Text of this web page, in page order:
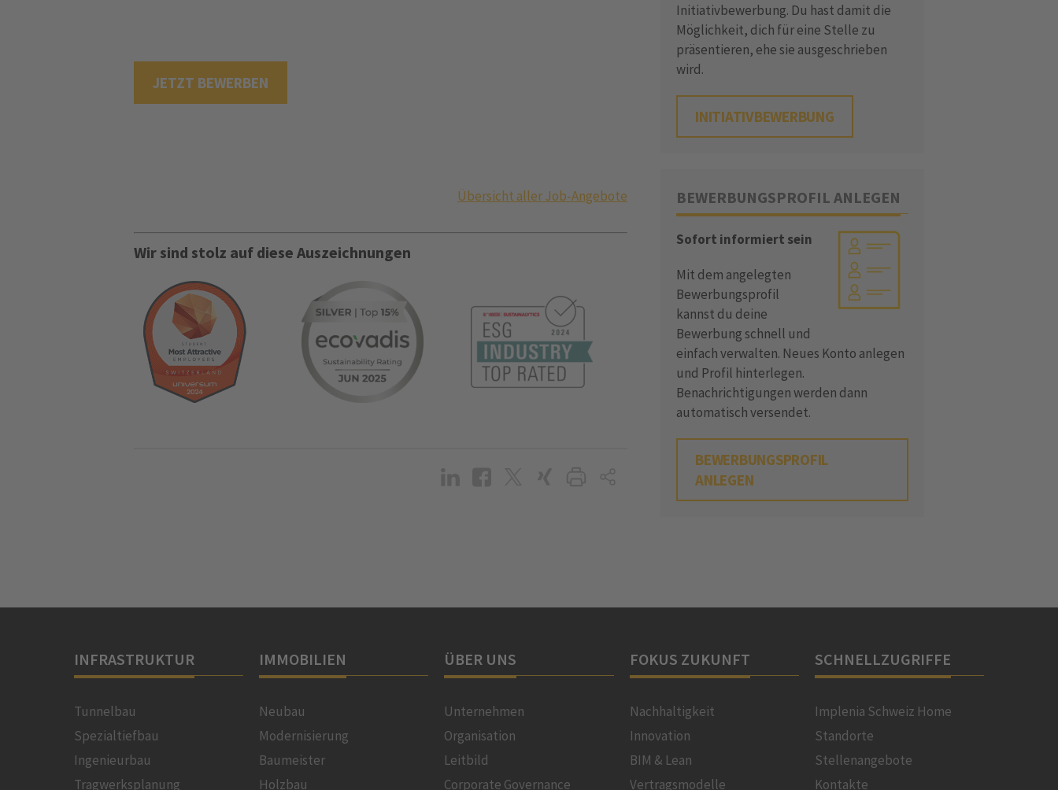
JETZT BEWERBEN
Übersicht aller Job-Angebote
Wir sind stolz auf diese Auszeichnungen
Initiativbewerbung. Du hast damit die
Möglichkeit, dich für eine Stelle zu
präsentieren, ehe sie ausgeschrieben
wird.
INITIATIVBEWERBUNG
BEWERBUNGSPROFIL ANLEGEN
Sofort informiert sein
Mit dem angelegten
Bewerbungsprofil
kannst du deine
Bewerbung schnell und
einfach verwalten. Neues Konto anlegen
und Profil hinterlegen.
Benachrichtigungen werden dann
automatisch versendet.
BEWERBUNGSPROFIL
ANLEGEN
INFRASTRUKTUR
Tunnelbau
Spezialtiefbau
Ingenieurbau
Tragwerksplanung
IMMOBILIEN
Neubau
Modernisierung
Baumeister
Holzbau
ÜBER UNS
Unternehmen
Organisation
Leitbild
Corporate Governance
FOKUS ZUKUNFT
Nachhaltigkeit
Innovation
BIM & Lean
Vertragsmodelle
SCHNELLZUGRIFFE
Implenia Schweiz Home
Standorte
Stellenangebote
Kontakte